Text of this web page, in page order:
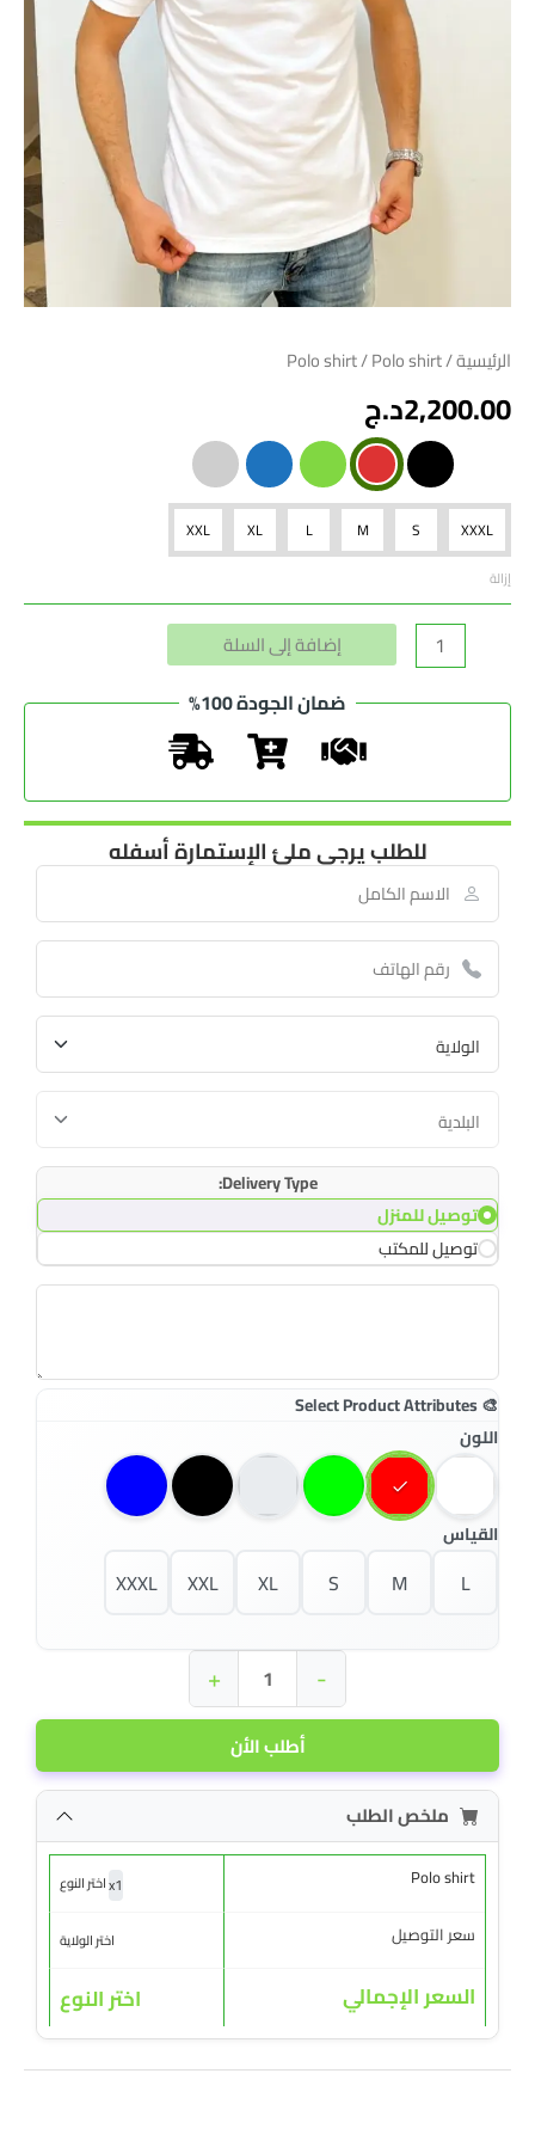
الرئيسية/
Polo shirt/ Polo shirt
2,200.00د.ج
XXXL
S
M
L
XL
XXL
إزالة
إضافة إلى السلة
ضمان الجودة 100%
للطلب يرجى ملئ الإستمارة أسفله
Delivery Type:
توصيل للمنزل
توصيل للمكتب
اللون
القياس
L
M
S
XL
XXL
XXXL
أطلب الأن
-
+
ملخص الطلب
Polo shirt
x1 اختر النوع
سعر التوصيل اختر الولاية
السعر الإجمالي اختر النوع